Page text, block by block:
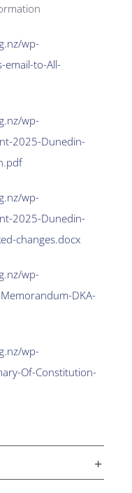
wp-
to-All-
wp-
2025-Dunedin-
wp-
2025-Dunedin-
changes.docx
wp-
DKA-
wp-
Of-Constitution-